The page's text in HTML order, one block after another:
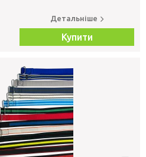
Детальніше
Купити